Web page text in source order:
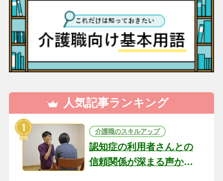
人気記事ランキング
介護職のスキルアップ
認知症の利用者さんとの
信頼関係が深まる声かけ